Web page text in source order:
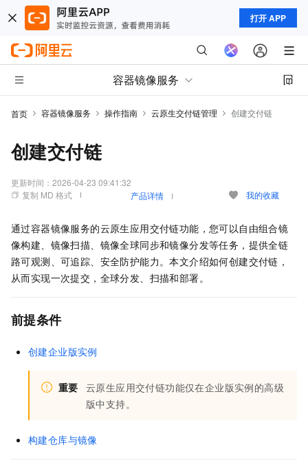
打开 APP
容器镜像服务
首页 容器镜像服务 操作指南 云原生交付链管理 创建交付链
创建交付链
更新时间： 2026-04-23 09:41:32
复制 MD 格式
产品详情 我的收藏
通过容器镜像服务的云原生应用交付链功能，您可以自由组合镜
像构建、镜像扫描、镜像全球同步和镜像分发等任务，提供全链
路可观测、可追踪、安全防护能力。本文介绍如何创建交付链，
从而实现一次提交，全球分发、扫描和部署。
前提条件
创建企业版实例
重要 云原生应用交付链功能仅在企业版实例的高级
版中支持。
构建仓库与镜像